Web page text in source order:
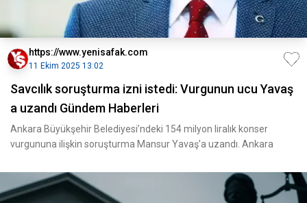
https://www.yenisafak.com
11 Ekim 2025 13:02
Savcılık soruşturma izni istedi: Vurgunun ucu Yavaş
a uzandı Gündem Haberleri
Ankara Büyükşehir Belediyesi’ndeki 154 milyon liralık konser
vurgununa ilişkin soruşturma Mansur Yavaş’a uzandı. Ankara